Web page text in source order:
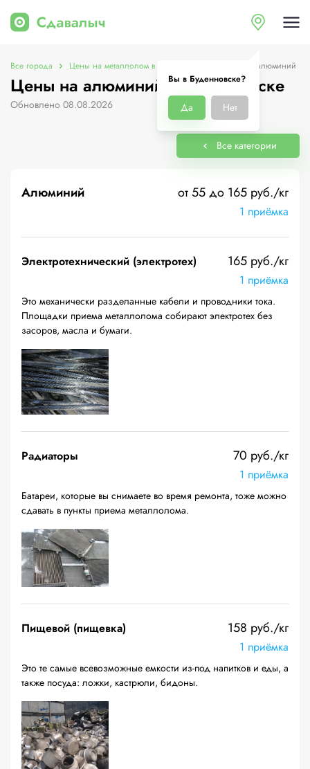
Вы в Буденновске?
Да Нет
Все города Цены на металлолом в Буденновске Цены на алюминий
Цены на алюминий в Буденновске
Обновлено 08.08.2026
Все категории
Алюминий от 55 до 165 руб./кг
1 приёмка
Электротехнический (электротех) 165 руб./кг
1 приёмка
Это механически разделанные кабели и проводники тока.
Площадки приема металлолома собирают электротех без
засоров, масла и бумаги.
Радиаторы 70 руб./кг
1 приёмка
Батареи, которые вы снимаете во время ремонта, тоже можно
сдавать в пункты приема металлолома.
Пищевой (пищевка) 158 руб./кг
1 приёмка
Это те самые всевозможные емкости из-под напитков и еды, а
также посуда: ложки, кастрюли, бидоны.